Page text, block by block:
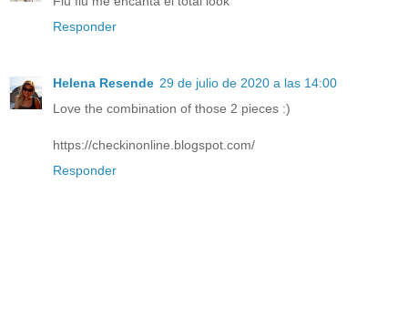
Responder
Helena Resende 29 de julio de 2020 a las 14:00
Love the combination of those 2 pieces :)
https://checkinonline.blogspot.com/
Responder